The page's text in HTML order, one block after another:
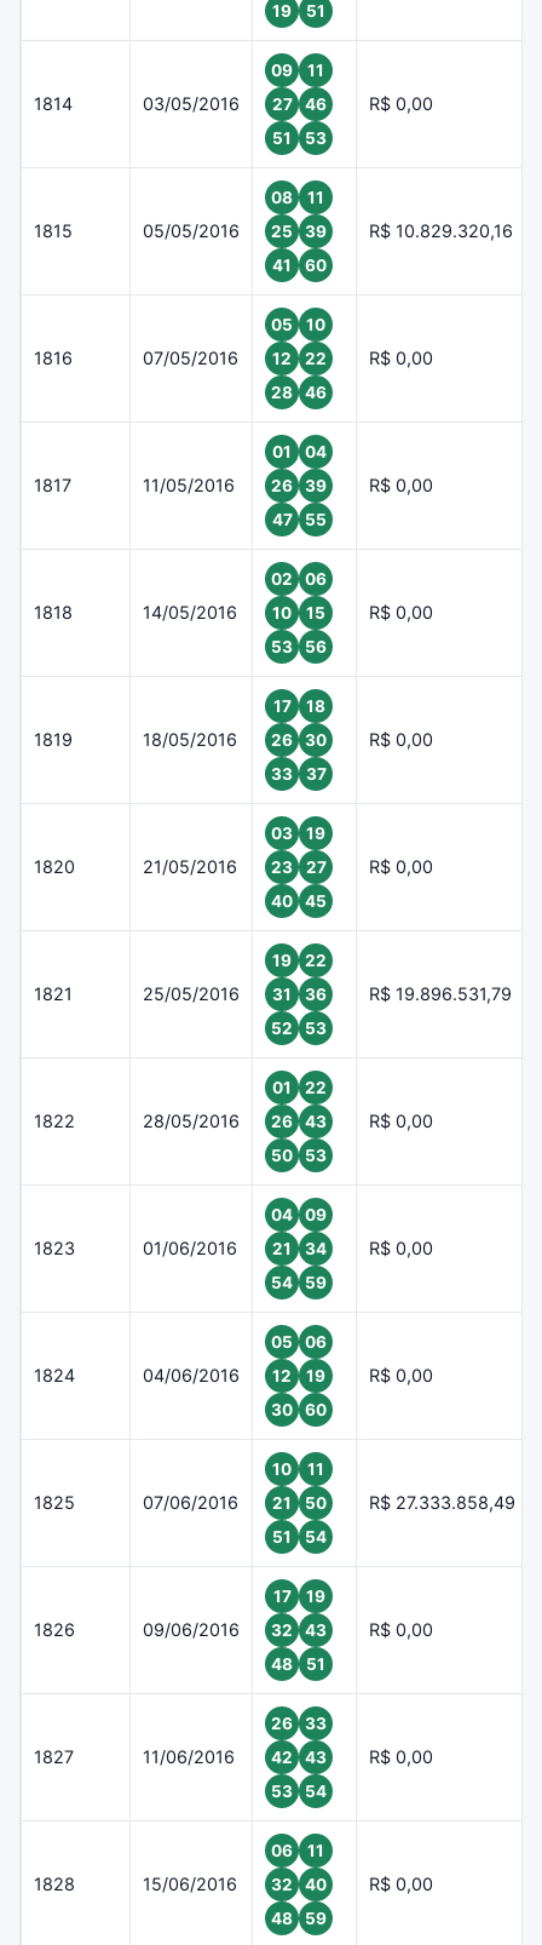
19
51
1814 03/05/2016
09
11
27
46
51
53
R$ 0,00
1815 05/05/2016
08
11
25
39
41
60
R$ 10.829.320,16
1816 07/05/2016
05
10
12
22
28
46
R$ 0,00
1817 11/05/2016
01
04
26
39
47
55
R$ 0,00
1818 14/05/2016
02
06
10
15
53
56
R$ 0,00
1819 18/05/2016
17
18
26
30
33
37
R$ 0,00
1820 21/05/2016
03
19
23
27
40
45
R$ 0,00
1821 25/05/2016
19
22
31
36
52
53
R$ 19.896.531,79
1822 28/05/2016
01
22
26
43
50
53
R$ 0,00
1823 01/06/2016
04
09
21
34
54
59
R$ 0,00
1824 04/06/2016
05
06
12
19
30
60
R$ 0,00
1825 07/06/2016
10
11
21
50
51
54
R$ 27.333.858,49
1826 09/06/2016
17
19
32
43
48
51
R$ 0,00
1827 11/06/2016
26
33
42
43
53
54
R$ 0,00
1828 15/06/2016
06
11
32
40
48
59
R$ 0,00